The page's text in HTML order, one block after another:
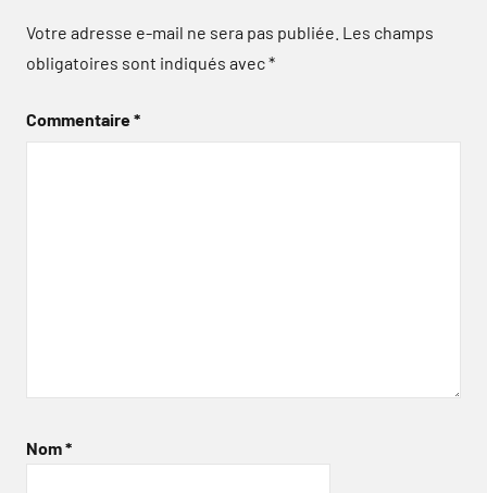
Votre adresse e-mail ne sera pas publiée. Les champs
obligatoires sont indiqués avec*
Commentaire*
Nom*